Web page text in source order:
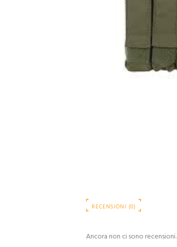
RECENSIONI (0)
Ancora non ci sono recensioni.